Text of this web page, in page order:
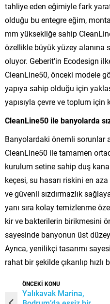
tahliye eden eğimiyle fark
olduğu bu entegre eğim,
mm yüksekliğe sahip
özellikle büyük yüzey alanına
oluyor. Geberit’in Ecodesign
CleanLine50, önceki modele
yapıya sahip olduğu için
yapısıyla çevre ve toplum için
CleanLine50 ile banyolarda
Banyolardaki önemli sorunlar
CleanLine50 ile tamamen
kurulum setine sahip duş
keçesi, su hasarı riskini en
ve güvenli sızdırmazlık
yanı sıra kolay temizlenme
kir ve bakterilerin birikmesini
sayesinde banyonun üst
Ayrıca, yenilikçi tasarımı
rahat bir şekilde çıkarılıp
ÖNCEKİ KONU
Yalıkavak Marina,